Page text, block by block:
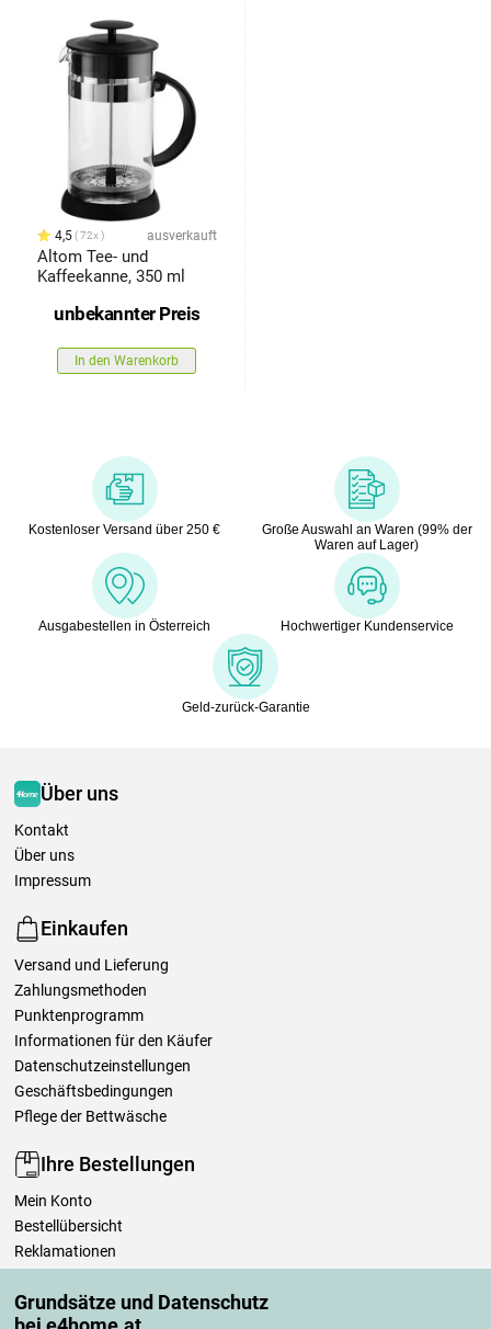
Grundsätze und Datenschutz
4,5 72x ausverkauft
Altom Tee- und
Kaffeekanne, 350 ml
unbekannter Preis
In den Warenkorb
Kostenloser Versand über 250 €
Große Auswahl an Waren (99% der
Waren auf Lager)
Ausgabestellen in Österreich Hochwertiger Kundenservice
Geld-zurück-Garantie
Über uns
Kontakt
Über uns
Impressum
Einkaufen
Versand und Lieferung
Zahlungsmethoden
Punktenprogramm
Informationen für den Käufer
Datenschutzeinstellungen
Geschäftsbedingungen
Pflege der Bettwäsche
Ihre Bestellungen
Mein Konto
Bestellübersicht
Reklamationen
Einfach mehr wissen